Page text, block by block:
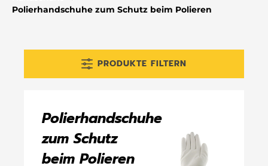
Polierhandschuhe zum Schutz beim Polieren
PRODUKTE FILTERN
Polierhandschuhe
zum Schutz
beim Polieren